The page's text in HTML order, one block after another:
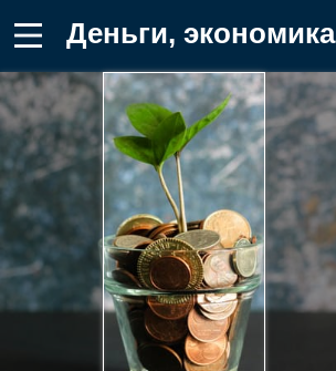
Деньги, экономика, финансы, росток